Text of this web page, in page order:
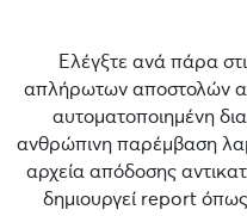
Ελέγξτε ανά πάρα
απλήρωτων αποστολών
αυτοματοποιημένη
ανθρώπινη παρέμβαση
αρχεία απόδοσης
δημιουργεί report